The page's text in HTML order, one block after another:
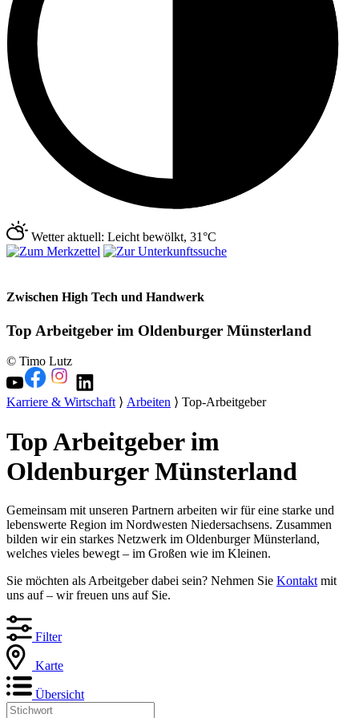
Wetter aktuell: Leicht bewölkt, 31°C
Zwischen High Tech und Handwerk
Top Arbeitgeber im Oldenburger Münsterland
© Timo Lutz
Karriere & Wirtschaft⟩ Arbeiten ⟩ Top-Arbeitgeber
Top Arbeitgeber im
Oldenburger Münsterland
Gemeinsam mit unseren Partnern arbeiten wir für eine starke und
lebenswerte Region im Nordwesten Niedersachsens. Zusammen
bilden wir ein starkes Netzwerk im Oldenburger Münsterland,
welches vieles bewegt – im Großen wie im Kleinen.
Sie möchten als Arbeitgeber dabei sein? Nehmen Sie Kontakt mit
uns auf – wir freuen uns auf Sie.
Filter
Karte
Übersicht